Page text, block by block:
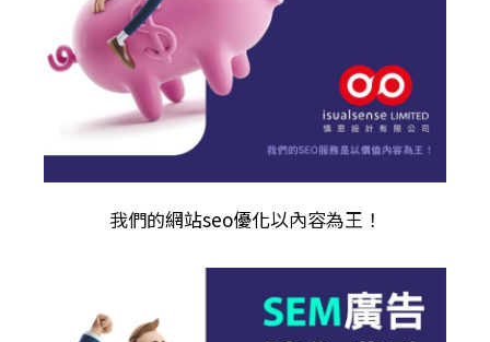
我們的網站seo優化以內容為王！